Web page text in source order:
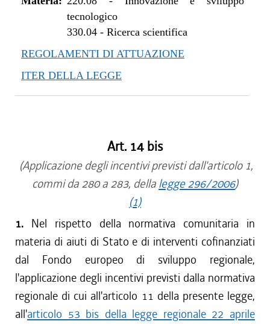
tecnologico
330.04- Ricerca scientifica
REGOLAMENTI DI ATTUAZIONE
ITER DELLA LEGGE
Art. 14 bis
(Applicazione degli incentivi previsti dall'articolo 1,
commi da 280 a 283, della legge 296/2006)
(1)
1. Nel rispetto della normativa comunitaria in
materia di aiuti di Stato e di interventi cofinanziati
dal Fondo europeo di sviluppo regionale,
l'applicazione degli incentivi previsti dalla normativa
regionale di cui all'articolo 11 della presente legge,
all'articolo 53 bis della legge regionale 22 aprile